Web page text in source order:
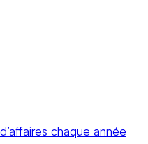
chaque année